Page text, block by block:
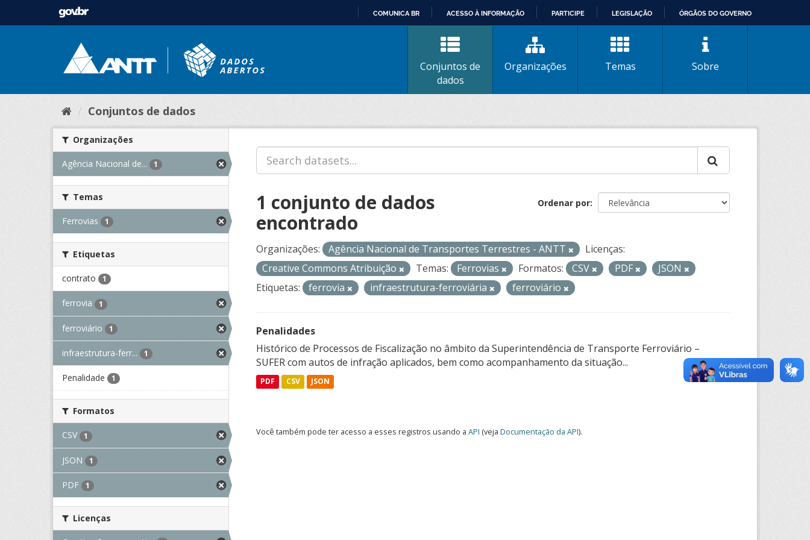
CONTEÚDO
COMUNICA BR ACESSO À INFORMAÇÃO PARTICIPE LEGISLAÇÃO ÓRGÃOS DO GOVERNO
Conjuntos de
dados
Organizações Temas Sobre
Conjuntos de dados
Organizações
Agência Nacional de... 1
Temas
Ferrovias 1
Etiquetas
contrato 1
ferrovia 1
ferroviário 1
infraestrutura-ferr... 1
Penalidade 1
Formatos
CSV 1
JSON 1
PDF 1
Licenças
Ordenar por
1 conjunto de dados
encontrado
Organizações: Agência Nacional de Transportes Terrestres - ANTT
Licenças:
Creative Commons Atribuição
Temas: Ferrovias Formatos: CSV PDF
JSON
Etiquetas:
ferrovia infraestrutura-ferroviária ferroviário
Penalidades
Histórico de Processos de Fiscalização no âmbito da Superintendência de Transporte Ferroviário –
SUFER com autos de infração aplicados, bem como acompanhamento da situação...
PDF CSV JSON
Você também pode ter acesso a esses registros usando a API (veja Documentação da API).